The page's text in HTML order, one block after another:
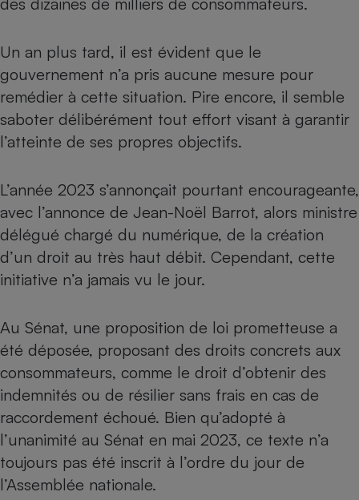
Un an plus tard, il est évident que le
gouvernement n’a pris aucune mesure pour
remédier à cette situation. Pire encore, il semble
saboter délibérément tout effort visant à garantir
l’atteinte de ses propres objectifs.
L’année 2023 s’annonçait pourtant encourageante,
avec l’annonce de Jean-Noël Barrot, alors ministre
délégué chargé du numérique, de la création
d’un droit au très haut débit. Cependant, cette
initiative n’a jamais vu le jour.
Au Sénat, une proposition de loi prometteuse a
été déposée, proposant des droits concrets aux
consommateurs, comme le droit d’obtenir des
indemnités ou de résilier sans frais en cas de
raccordement échoué. Bien qu’adopté à
l’unanimité au Sénat en mai 2023, ce texte n’a
toujours pas été inscrit à l’ordre du jour de
l’Assemblée nationale.
Climatiseur -
Ventilateur
Cafetière à expressos
Climatiseur -
Ventilateur